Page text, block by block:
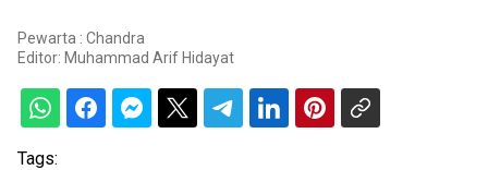
Pewarta : Chandra
Editor: Muhammad Arif Hidayat
Tags: